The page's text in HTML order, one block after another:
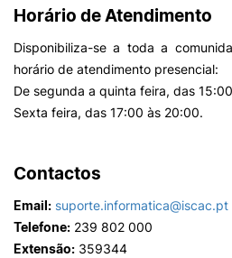
Horário de Atendimento
Disponibiliza-se a toda a
horário de atendimento presencial:
De segunda a quinta feira, das
Sexta feira, das 17:00 às 20:00.
Contactos
Email: suporte.informatica@iscac.pt
Telefone: 239 802 000
Extensão: 359344